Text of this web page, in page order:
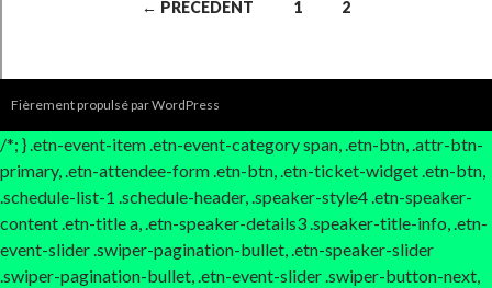
sein
des
articles
← PRÉCÉDENT 1 2
Fièrement propulsé par WordPress
/*; } .etn-event-item .etn-event-category span, .etn-btn, .attr-btn-
primary, .etn-attendee-form .etn-btn, .etn-ticket-widget .etn-btn,
.schedule-list-1 .schedule-header, .speaker-style4 .etn-speaker-
content .etn-title a, .etn-speaker-details3 .speaker-title-info, .etn-
event-slider .swiper-pagination-bullet, .etn-speaker-slider
.swiper-pagination-bullet, .etn-event-slider .swiper-button-next,